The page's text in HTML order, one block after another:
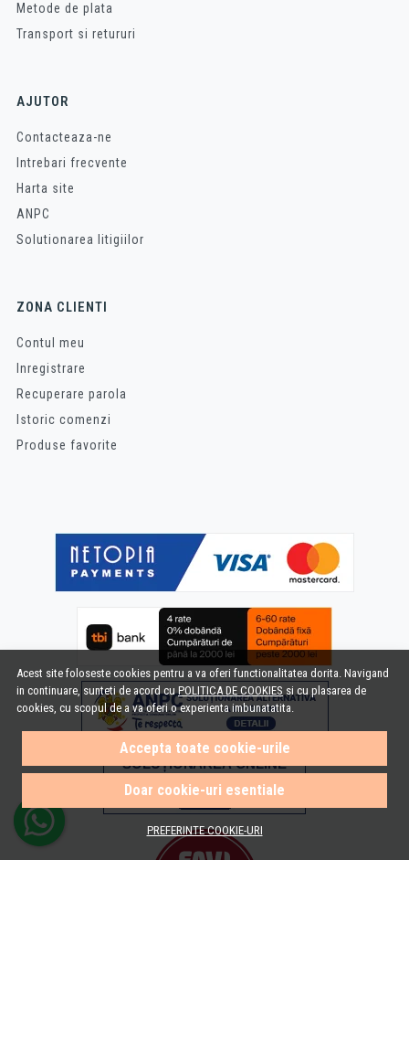
Acest site foloseste cookies pentru a va oferi functionalitatea dorita. Navigand
in continuare, sunteti de acord cuPOLITICA DE COOKIES si cu plasarea de
cookies, cu scopul de a va oferi o experienta imbunatatita.
Accepta toate cookie-urile
Doar cookie-uri esentiale
PREFERINTE COOKIE-URI
Metode de plata
Transport si retururi
AJUTOR
Contacteaza-ne
Intrebari frecvente
Harta site
ANPC
Solutionarea litigiilor
ZONA CLIENTI
Contul meu
Inregistrare
Recuperare parola
Istoric comenzi
Produse favorite